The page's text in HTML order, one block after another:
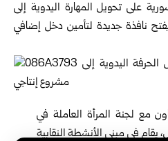
على تحويل المهارة اليدوية إلى
نافذة جديدة لتأمين دخل إضافي
مع لجنة المرأة العاملة في
يقام في مبنى الأنشطة النقابية